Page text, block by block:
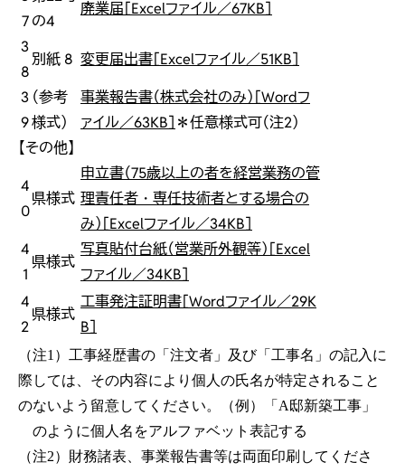
7 の4
廃業届［Excelファイル／67KB］
3
8
別紙 8 変更届出書［Excelファイル／51KB］
3
9
（参考
様式）
事業報告書（株式会社のみ）［Wordフ
ァイル／63KB］ ＊任意様式可（注2）
【その他】
4
0
県様式
申立書（75歳以上の者を経営業務の管
理責任者・専任技術者とする場合の
み）［Excelファイル／34KB］
4
1
県様式
写真貼付台紙（営業所外観等）［Excel
ファイル／34KB］
4
2
県様式
工事発注証明書［Wordファイル／29K
B］
（注1）工事経歴書の「注文者」及び「工事名」の記入に
際しては、その内容により個人の氏名が特定されること
のないよう留意してください。（例）「A邸新築工事」
のように個人名をアルファベット表記する
（注2）財務諸表、事業報告書等は両面印刷してくださ